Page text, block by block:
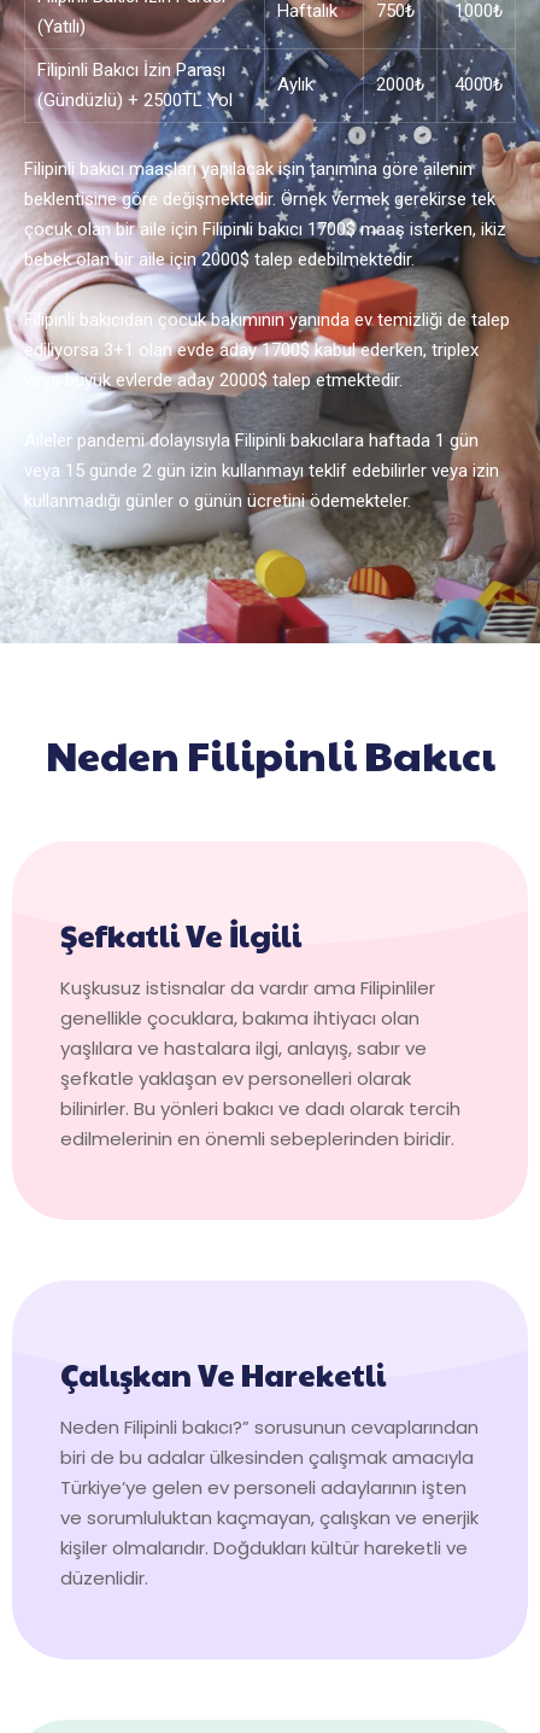
(Yatılı)
Haftalık 750₺ 1000₺
Filipinli Bakıcı İzin Parası
(Gündüzlü) + 2500TL Yol
Aylık 2000₺ 4000₺
Filipinli bakıcı maaşları yapılacak işin tanımına göre ailenin
beklentisine göre değişmektedir. Örnek vermek gerekirse tek
çocuk olan bir aile için Filipinli bakıcı 1700$ maaş isterken, ikiz
bebek olan bir aile için 2000$ talep edebilmektedir.
Filipinli bakıcıdan çocuk bakımının yanında ev temizliği de talep
ediliyorsa 3+1 olan evde aday 1700$ kabul ederken, triplex
veya büyük evlerde aday 2000$ talep etmektedir.
Aileler pandemi dolayısıyla Filipinli bakıcılara haftada 1 gün
veya 15 günde 2 gün izin kullanmayı teklif edebilirler veya izin
kullanmadığı günler o günün ücretini ödemekteler.
Neden Filipinli Bakıcı
Şefkatli Ve İlgili
Kuşkusuz istisnalar da vardır ama Filipinliler
genellikle çocuklara, bakıma ihtiyacı olan
yaşlılara ve hastalara ilgi, anlayış, sabır ve
şefkatle yaklaşan ev personelleri olarak
bilinirler. Bu yönleri bakıcı ve dadı olarak tercih
edilmelerinin en önemli sebeplerinden biridir.
Çalışkan Ve Hareketli
Neden Filipinli bakıcı?” sorusunun cevaplarından
biri de bu adalar ülkesinden çalışmak amacıyla
Türkiye’ye gelen ev personeli adaylarının işten
ve sorumluluktan kaçmayan, çalışkan ve enerjik
kişiler olmalarıdır. Doğdukları kültür hareketli ve
düzenlidir.